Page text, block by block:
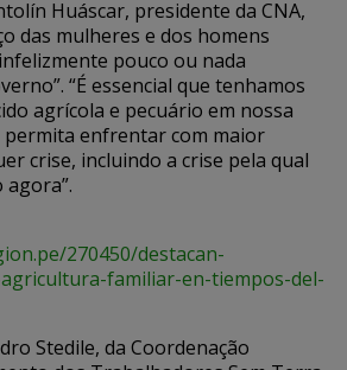
Huáscar, presidente da CNA,
das mulheres e dos homens
pouco ou nada
. “É essencial que tenhamos
agrícola e pecuário em nossa
permita enfrentar com maior
crise, incluindo a crise pela qual
270450/destacan-
familiar-en-tiempos-del-
Stedile, da Coordenação